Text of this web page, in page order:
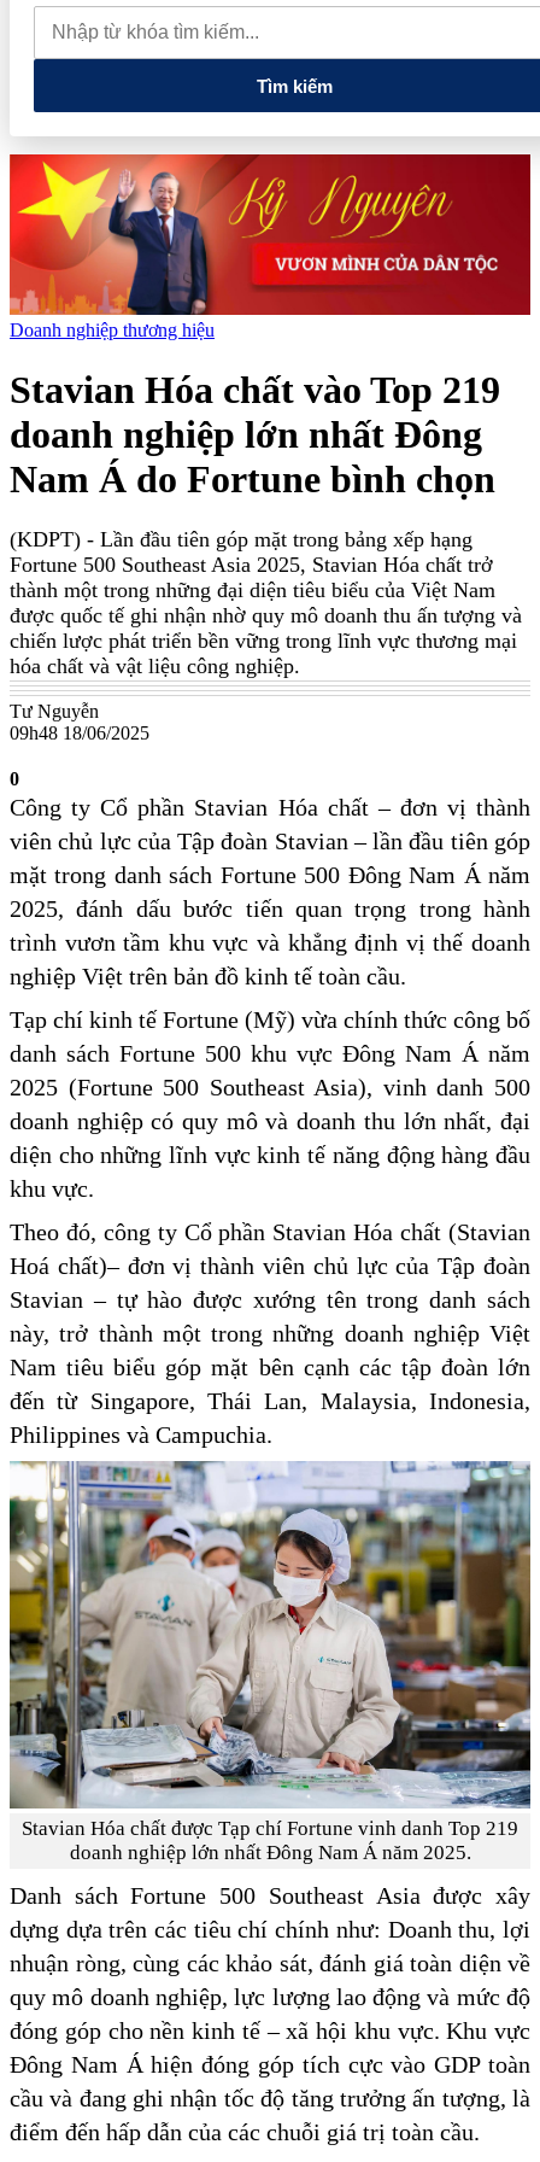
muốn mở rộng hợp tác công nghệ cao tại Đồng Nai
Từ hệ sinh
thái tài chính đến tham vọng năng lượng: T&T Group đang tạo
"đòn bẩy vốn" như thế nào?
Tìm kiếm
Doanh nghiệp thương hiệu
Stavian Hóa chất vào Top 219
doanh nghiệp lớn nhất Đông
Nam Á do Fortune bình chọn
(KDPT) - Lần đầu tiên góp mặt trong bảng xếp hạng
Fortune 500 Southeast Asia 2025, Stavian Hóa chất trở
thành một trong những đại diện tiêu biểu của Việt Nam
được quốc tế ghi nhận nhờ quy mô doanh thu ấn tượng và
chiến lược phát triển bền vững trong lĩnh vực thương mại
hóa chất và vật liệu công nghiệp.
Tư Nguyễn
09h48 18/06/2025
0
Công ty Cổ phần Stavian Hóa chất – đơn vị thành
viên chủ lực của Tập đoàn Stavian – lần đầu tiên góp
mặt trong danh sách Fortune 500 Đông Nam Á năm
2025, đánh dấu bước tiến quan trọng trong hành
trình vươn tầm khu vực và khẳng định vị thế doanh
nghiệp Việt trên bản đồ kinh tế toàn cầu.
Tạp chí kinh tế Fortune (Mỹ) vừa chính thức công bố
danh sách Fortune 500 khu vực Đông Nam Á năm
2025 (Fortune 500 Southeast Asia), vinh danh 500
doanh nghiệp có quy mô và doanh thu lớn nhất, đại
diện cho những lĩnh vực kinh tế năng động hàng đầu
khu vực.
Theo đó, công ty Cổ phần Stavian Hóa chất (Stavian
Hoá chất)– đơn vị thành viên chủ lực của Tập đoàn
Stavian – tự hào được xướng tên trong danh sách
này, trở thành một trong những doanh nghiệp Việt
Nam tiêu biểu góp mặt bên cạnh các tập đoàn lớn
đến từ Singapore, Thái Lan, Malaysia, Indonesia,
Philippines và Campuchia.
Stavian Hóa chất được Tạp chí Fortune vinh danh Top 219
doanh nghiệp lớn nhất Đông Nam Á năm 2025.
Danh sách Fortune 500 Southeast Asia được xây
dựng dựa trên các tiêu chí chính như: Doanh thu, lợi
nhuận ròng, cùng các khảo sát, đánh giá toàn diện về
quy mô doanh nghiệp, lực lượng lao động và mức độ
đóng góp cho nền kinh tế – xã hội khu vực. Khu vực
Đông Nam Á hiện đóng góp tích cực vào GDP toàn
cầu và đang ghi nhận tốc độ tăng trưởng ấn tượng, là
điểm đến hấp dẫn của các chuỗi giá trị toàn cầu.